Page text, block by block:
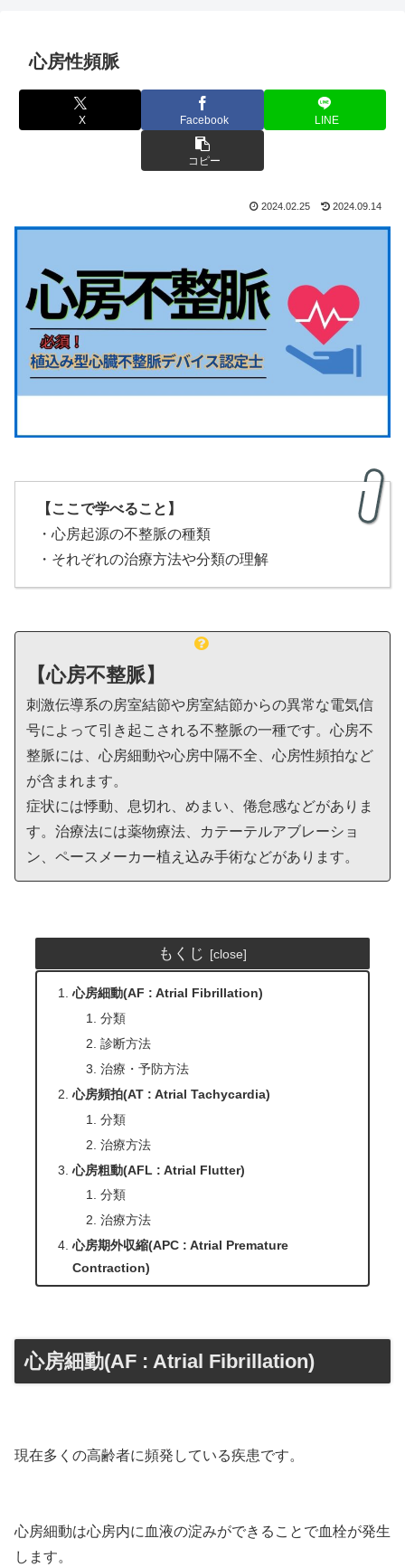
心房性頻脈
X Facebook LINE
コピー
2024.02.25 2024.09.14
【ここで学べること】
・心房起源の不整脈の種類
・それぞれの治療方法や分類の理解
【心房不整脈】
刺激伝導系の房室結節や房室結節からの異常な電気信
号によって引き起こされる不整脈の一種です。心房不
整脈には、心房細動や心房中隔不全、心房性頻拍など
が含まれます。
症状には悸動、息切れ、めまい、倦怠感などがありま
す。治療法には薬物療法、カテーテルアブレーショ
ン、ペースメーカー植え込み手術などがあります。
もくじ
心房細動(AF : Atrial Fibrillation)
分類
診断方法
治療・予防方法
心房頻拍(AT : Atrial Tachycardia)
分類
治療方法
心房粗動(AFL : Atrial Flutter)
分類
治療方法
心房期外収縮(APC : Atrial Premature
Contraction)
心房細動(AF : Atrial Fibrillation)
現在多くの高齢者に頻発している疾患です。
心房細動は心房内に血液の淀みができることで血栓が発生
します。